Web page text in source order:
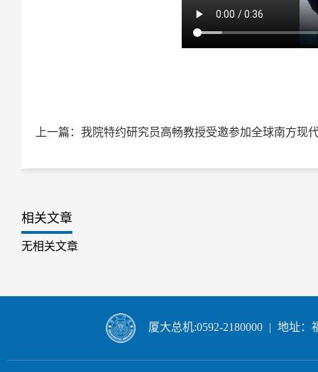
相关文章
无相关文章
厦大总机:0592-2180000 | 地址：